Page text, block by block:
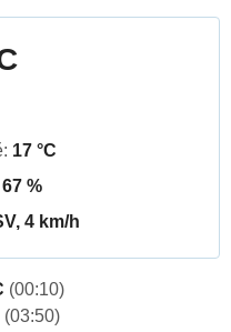
17 °C
67 %
4 km/h
(00:10)
(03:50)